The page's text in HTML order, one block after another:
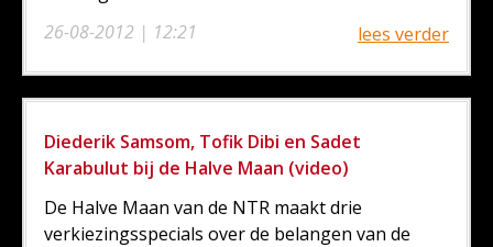
26-08-2012 | 12:21
lees verder
Diederik Samsom, Tofik Dibi en Sadet
Karabulut bij de Halve Maan (video)
De Halve Maan van de NTR maakt drie
verkiezingsspecials over de belangen van de